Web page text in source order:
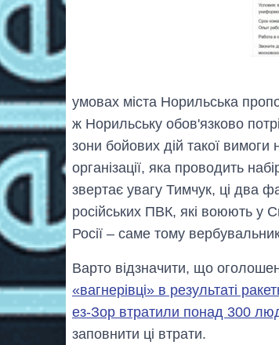
умовах міста Норильська
ж Норильську обов'язково
зони бойових дій такої
організації, яка проводить
звертає увагу Тимчук, ці два
російських ПВК, які воюють у
Росії – саме тому
Варто відзначити, що
«вагнерівці» в результаті
ез-Зор втратили понад 300
заповнити ці втрати.